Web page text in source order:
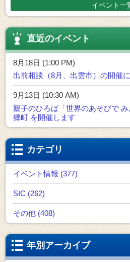
イベント一
直近のイベント
8月18日 (1:00 PM)
出前相談（8月、出雲市）の開催
9月13日 (10:30 AM)
親子のひろば「世界のあそびで
郷町 を開催します
カテゴリ
イベント情報 (377)
SIC (262)
その他 (408)
年別アーカイブ